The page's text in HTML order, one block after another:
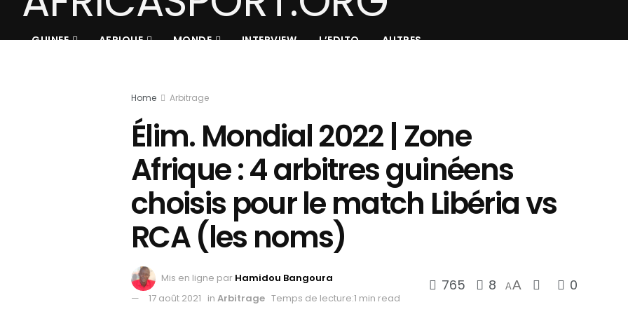
GUINEE AFRIQUE MONDE INTERVIEW L’EDITO AUTRES
Home Arbitrage
Élim. Mondial 2022 | Zone
Afrique : 4 arbitres guinéens
choisis pour le match Libéria vs
RCA (les noms)
Mis en ligne par Hamidou Bangoura
17 août 2021 in Arbitrage Temps de lecture:1 min read
765 8 AA 0